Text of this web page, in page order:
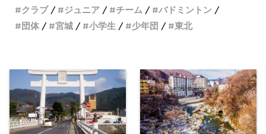
クラブ
ジュニア チーム
バドミントン
団体
宮城 小学生 少年団 東北